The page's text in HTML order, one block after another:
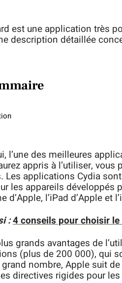
est une application très
description détaillée
l’une des meilleures
appris à l’utiliser,
Les applications Cydia
les appareils développés
d’Apple, l’iPad d’Apple et
:4 conseils pour choisir
grands avantages de
(plus de 200 000), qui
nombre, Apple suit
directives rigides pour